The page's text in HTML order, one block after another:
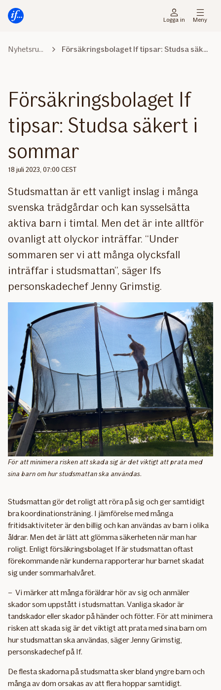
direkt
huvudmenyn
direkt
innehåll
Logga in Meny
Nyhetsrummet Försäkringsbolaget If tipsar: Studsa säkert i sommar
Försäkringsbolaget If
tipsar: Studsa säkert i
sommar
18 juli 2023, 07:00 CEST
Studsmattan är ett vanligt inslag i många
svenska trädgårdar och kan sysselsätta
aktiva barn i timtal. Men det är inte alltför
ovanligt att olyckor inträffar. “Under
sommaren ser vi att många olycksfall
inträffar i studsmattan”, säger Ifs
personskadechef Jenny Grimstig.
För att minimera risken att skada sig är det viktigt att prata med
sina barn om hur studsmattan ska användas.
Studsmattan gör det roligt att röra på sig och ger samtidigt
bra koordinationsträning. I jämförelse med många
fritidsaktiviteter är den billig och kan användas av barn i olika
åldrar. Men det är lätt att glömma säkerheten när man har
roligt. Enligt försäkringsbolaget If är studsmattan oftast
förekommande när kunderna rapporterar hur barnet skadat
sig under sommarhalvåret.
– Vi märker att många föräldrar hör av sig och anmäler
skador som uppstått i studsmattan. Vanliga skador är
tandskador eller skador på händer och fötter. För att minimera
risken att skada sig är det viktigt att prata med sina barn om
hur studsmattan ska användas, säger Jenny Grimstig,
personskadechef på If.
De flesta skadorna på studsmatta sker bland yngre barn och
många av dom orsakas av att flera hoppar samtidigt.